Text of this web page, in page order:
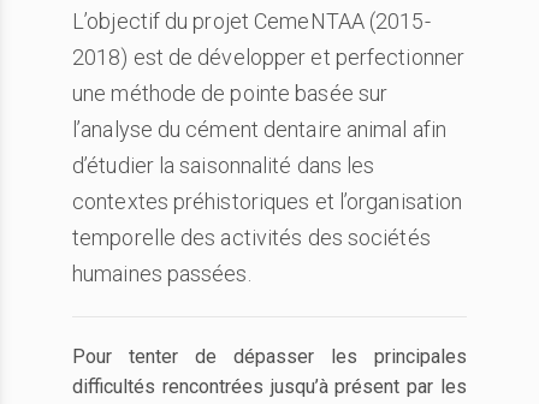
L’objectif du projet CemeNTAA (2015-
2018) est de développer et perfectionner
une méthode de pointe basée sur
l’analyse du cément dentaire animal afin
d’étudier la saisonnalité dans les
contextes préhistoriques et l’organisation
temporelle des activités des sociétés
humaines passées.
Pour tenter de dépasser les principales
difficultés rencontrées jusqu’à présent par les